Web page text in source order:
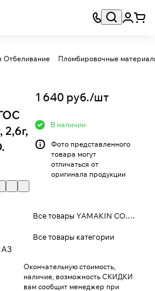
Отбеливание Пломбировочные
A3
1 640 руб./шт
В наличии
Фото представленного
товара могут
отличаться от
оригинала продукции
Все товары YAMAKIN CO., LTD.
Все товары категории
Окончательную стоимость,
наличие, возможность СКИДКИ
вам сообщит менеджер при